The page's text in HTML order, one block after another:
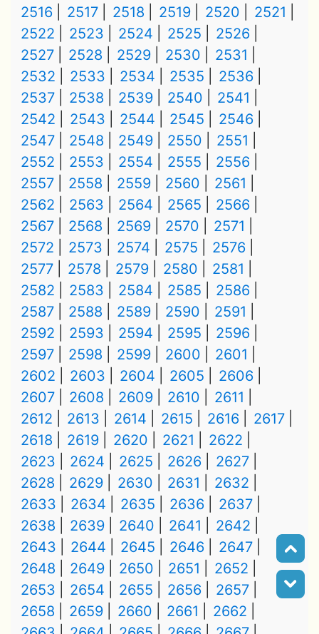
2516
2517 2518 2519 2520
2521
2522
2523 2524 2525
2526
2527
2528 2529 2530
2531
2532
2533 2534 2535
2536
2537
2538 2539 2540
2541
2542
2543 2544 2545
2546
2547
2548 2549 2550
2551
2552
2553 2554 2555
2556
2557
2558 2559 2560
2561
2562
2563 2564 2565
2566
2567
2568 2569 2570
2571
2572
2573 2574 2575
2576
2577
2578 2579 2580
2581
2582
2583 2584 2585
2586
2587
2588 2589 2590
2591
2592
2593 2594 2595
2596
2597
2598 2599 2600
2601
2602
2603 2604 2605
2606
2607
2608 2609 2610
2611
2612
2613 2614 2615 2616
2617
2618
2619 2620 2621
2622
2623
2624 2625 2626
2627
2628
2629 2630 2631
2632
2633
2634 2635 2636
2637
2638
2639 2640 2641
2642
2643
2644 2645 2646
2647
2648
2649 2650 2651
2652
2653
2654 2655 2656
2657
2658
2659 2660 2661
2662